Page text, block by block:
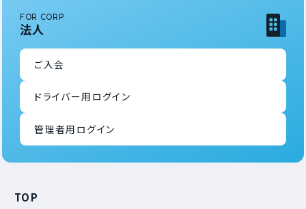
FOR CORP
法人
ご入会
ドライバー用ログイン
管理者用ログイン
TOP